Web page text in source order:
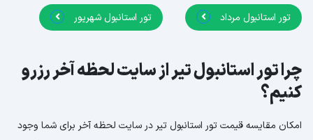
تور استانبول مرداد تور استانبول شهریور
چرا تور استانبول تیر از سایت لحظه آخر رزرو
کنیم؟
امکان مقایسه قیمت تور استانبول تیر در سایت لحظه آخر برای شما وجود